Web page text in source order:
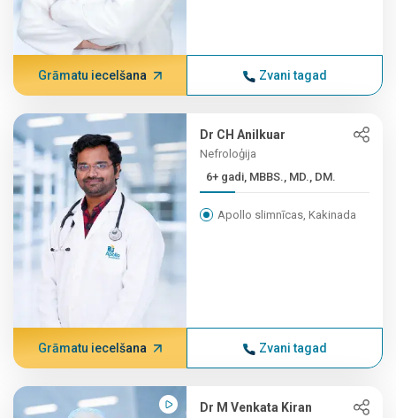
Grāmatu iecelšana Zvani tagad
Dr CH Anilkuar
Nefroloģija
6+ gadi, MBBS., MD., DM.
Apollo slimnīcas, Kakinada
Grāmatu iecelšana Zvani tagad
Dr M Venkata Kiran